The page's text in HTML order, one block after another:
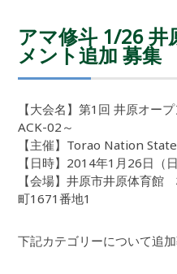
アマ修斗 1/26 井
メント追加 募集
【大会名】第1回 井原オー
ACK-02～
【主催】Torao Nation
【日時】2014年1月26日（日
【会場】井原市井原体育
町1671番地1
下記カテゴリーについて追加